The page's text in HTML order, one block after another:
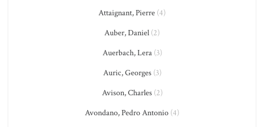
Attaignant, Pierre (4)
Auber, Daniel (2)
Auerbach, Lera(3)
Auric, Georges(3)
Avison, Charles(2)
Avondano, Pedro Antonio (4)